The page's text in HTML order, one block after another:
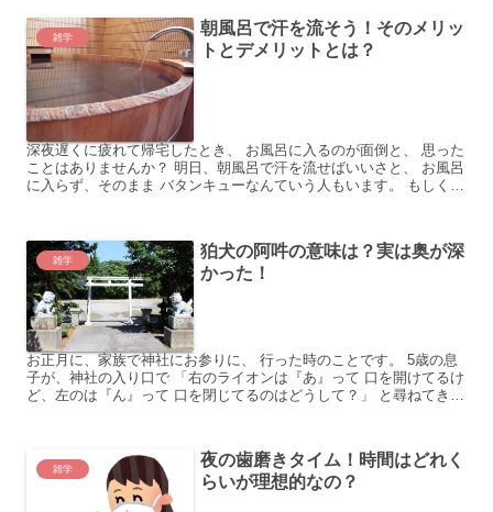
雑学
朝風呂で汗を流そう！そのメリッ
トとデメリットとは？
深夜遅くに疲れて帰宅したとき、 お風呂に入るのが面倒と、 思った
ことはありませんか？ 明日、朝風呂で汗を流せばいいさと、 お風呂
に入らず、そのまま バタンキューなんていう人もいます。 もしく
雑学
狛犬の阿吽の意味は？実は奥が深
かった！
お正月に、家族で神社にお参りに、 行った時のことです。 5歳の息
子が、神社の入り口で 「右のライオンは『あ』って 口を開けてるけ
ど、左のは『ん』って 口を閉じてるのはどうして？」 と尋ねてきま
雑学
夜の歯磨きタイム！時間はどれく
らいが理想的なの？